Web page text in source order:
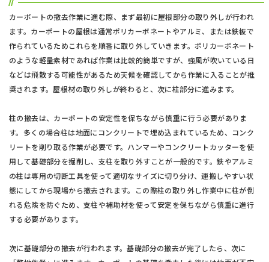
カーポートの撤去作業に進む際、まず最初に屋根部分の取り外しが行われ
ます。カーポートの屋根は通常ポリカーボネートやアルミ、または鉄板で
作られているためこれらを順番に取り外していきます。ポリカーボネート
のような軽量素材であれば作業は比較的簡単ですが、強風が吹いている日
などは飛散する可能性があるため天候を確認してから作業に入ることが推
奨されます。屋根材の取り外しが終わると、次に柱部分に進みます。
柱の撤去は、カーポートの安定性を保ちながら慎重に行う必要がありま
す。多くの場合柱は地面にコンクリートで埋め込まれているため、コンク
リートを削り取る作業が必要です。ハンマーやコンクリートカッターを使
用して基礎部分を掘削し、支柱を取り外すことが一般的です。鉄やアルミ
の柱は専用の切断工具を使って適切なサイズに切り分け、運搬しやすい状
態にしてから現場から撤去されます。この際柱の取り外し作業中に柱が倒
れる危険を防ぐため、支柱や補助材を使って安定を保ちながら慎重に進行
する必要があります。
次に基礎部分の撤去が行われます。基礎部分の撤去が完了したら、次に